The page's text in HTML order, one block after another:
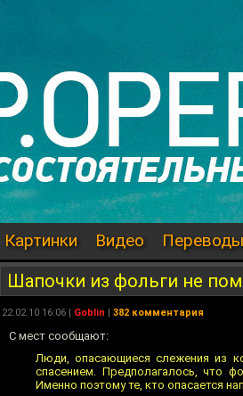
Картинки Видео Переводы
Шапочки из фольги не
22.02.10 16:06 | Goblin | 382 комментария
С мест сообщают:
Люди, опасающиеся слежения из
спасением. Предполагалось, что
Именно поэтому те, кто опасается